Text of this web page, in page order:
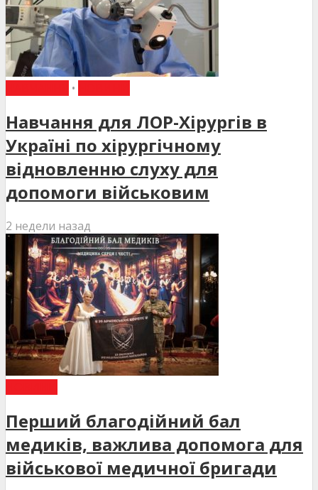
•
Навчання для ЛОР-Хірургів в
Україні по хірургічному
відновленню слуху для
допомоги військовим
2 недели назад
Перший благодійний бал
медиків, важлива допомога для
військової медичної бригади